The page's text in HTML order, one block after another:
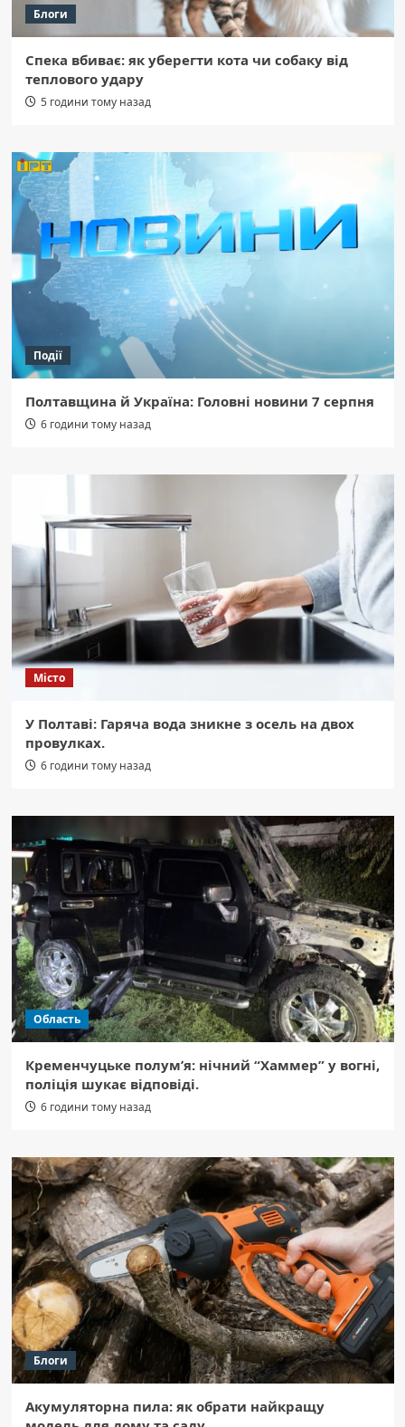
Блоги
Спека вбиває: як уберегти кота чи собаку від
теплового удару
5 години тому назад
Події
Полтавщина й Україна: Головні новини 7 серпня
6 години тому назад
Місто
У Полтаві: Гаряча вода зникне з осель на двох
провулках.
6 години тому назад
Область
Кременчуцьке полум’я: нічний “Хаммер” у вогні,
поліція шукає відповіді.
6 години тому назад
Блоги
Акумуляторна пила: як обрати найкращу